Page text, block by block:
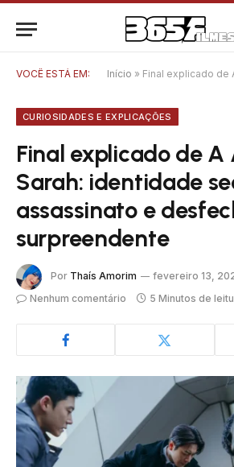
VOCÊ ESTÁ EM: Início » Final explicado de A Arte de Sarah:
CURIOSIDADES E EXPLICAÇÕES
Final explicado de A
Sarah: identidade
assassinato e
surpreendente
Por Thaís Amorim
fevereiro 13,
Nenhum comentário
5 Minutos de